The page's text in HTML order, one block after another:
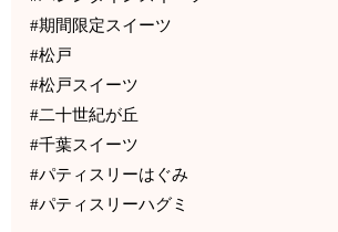
#期間限定スイーツ
#松戸
#松戸スイーツ
#二十世紀が丘
#千葉スイーツ
#パティスリーはぐみ
#パティスリーハグミ